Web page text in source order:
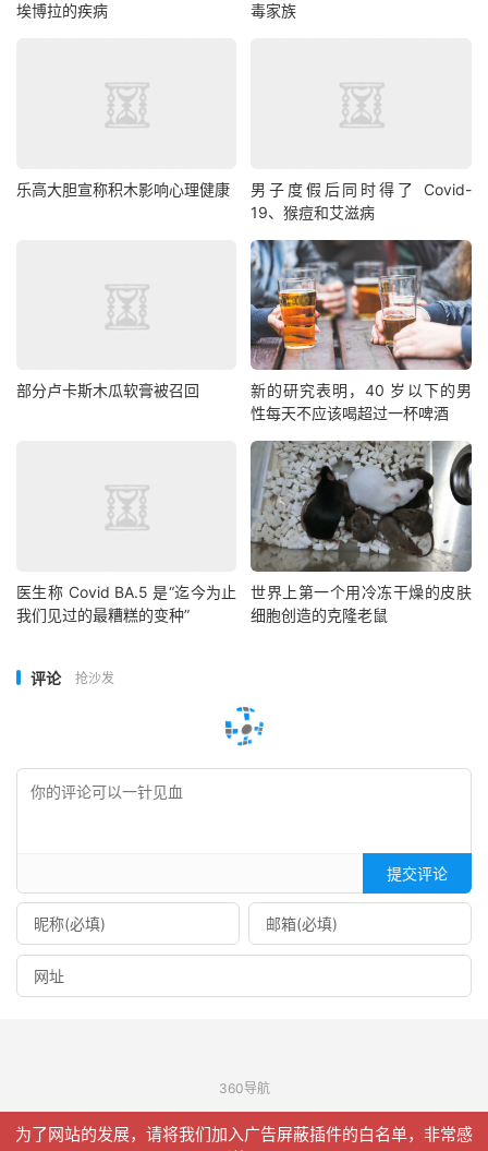
埃博拉的疾病
毒家族
乐高大胆宣称积木影响心理健康
男子度假后同时得了 Covid-
19、猴痘和艾滋病
部分卢卡斯木瓜软膏被召回
新的研究表明，40 岁以下的男
性每天不应该喝超过一杯啤酒
医生称 Covid BA.5 是“迄今为止
我们见过的最糟糕的变种”
世界上第一个用冷冻干燥的皮肤
细胞创造的克隆老鼠
评论 抢沙发
提交评论
360导航
© 2026信聚合 网站地图
为了网站的发展，请将我们加入广告屏蔽插件的白名单，非常感